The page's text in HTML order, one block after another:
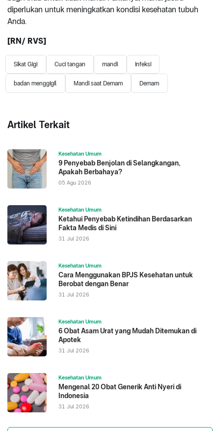
diperlukan untuk meningkatkan kondisi kesehatan tubuh
Anda.
[RN/ RVS]
Sikat Gigi Cuci tangan mandi infeksi
badan menggigil Mandi saat Demam Demam
Artikel Terkait
Kesehatan Umum
9 Penyebab Benjolan di Selangkangan,
Apakah Berbahaya?
05 Agu 2026
Kesehatan Umum
Ketahui Penyebab Ketindihan Berdasarkan
Fakta Medis di Sini
31 Jul 2026
Kesehatan Umum
Cara Menggunakan BPJS Kesehatan untuk
Berobat dengan Benar
31 Jul 2026
Kesehatan Umum
6 Obat Asam Urat yang Mudah Ditemukan di
Apotek
31 Jul 2026
Kesehatan Umum
Mengenal 20 Obat Generik Anti Nyeri di
Indonesia
31 Jul 2026